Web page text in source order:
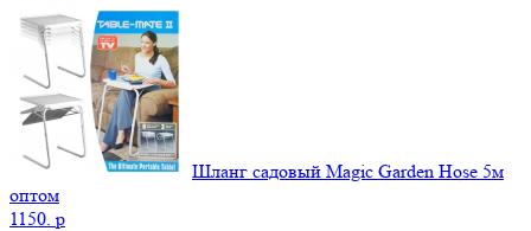
Шланг садовый Magic Garden Hose 5м
оптом
1150. p